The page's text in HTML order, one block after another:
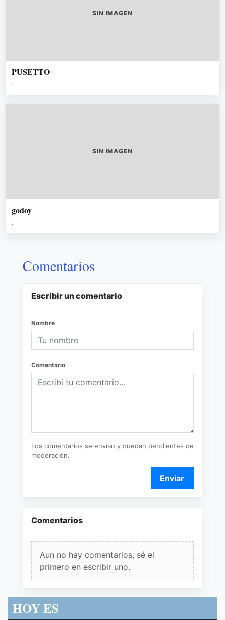
SIN IMAGEN
PUSETTO
-
SIN IMAGEN
godoy
,
Comentarios
Escribir un comentario
Nombre
Comentario
Los comentarios se envían y quedan pendientes de
moderación.
Enviar
Comentarios
Aun no hay comentarios, sé el
primero en escribir uno.
HOY ES